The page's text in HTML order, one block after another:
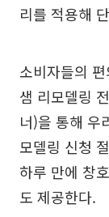
리를 적용해
소비자들의
샘 리모델링
너)을 통해 우
모델링 신청
하루 만에 창
도 제공한다.